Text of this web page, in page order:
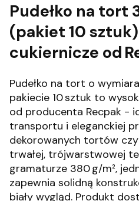
Pudełko na tort
(pakiet 10
cukiernicze od
Pudełko na tort o
pakiecie 10 sztuk to
od producenta Recpak -
transportu i eleganckiej
dekorowanych tortów
trwałej, trójwarstwowej
gramaturze 380 g/m²,
zapewnia solidną
biały wygląd. Produkt